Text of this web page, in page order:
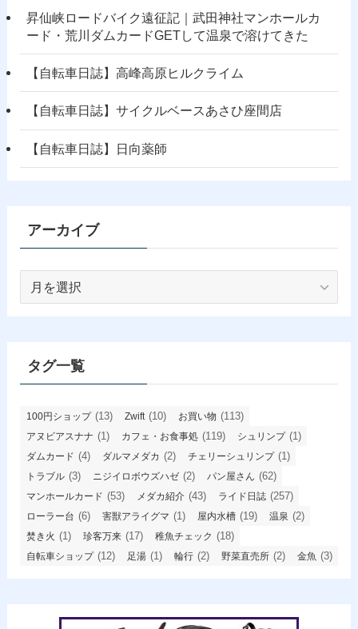
昇仙峡ロードバイク遠征記｜武田神社マンホールカ
ード・荒川ダムカードGETして温泉で溶けてきた
【自転車日誌】高峰高原ヒルクライム
【自転車日誌】サイクルベースあさひ座間店
【自転車日誌】日向薬師
アーカイブ
タグ一覧
100円ショップ(13) Zwift (10) お買い物 (113)
アヌビアスナナ (1) カフェ・お食事処 (119) シュリンプ(1)
ダムカード (4) ダルマメダカ (2) チェリーシュリンプ(1)
トラブル (3) ニジイロボウズハゼ (2) パン屋さん (62)
マンホールカード (53) メダカ紹介 (43) ライド日誌 (257)
ローラー台 (6) 害獣アライグマ (1) 屋内水槽 (19) 温泉 (2)
焚き火 (1) 珍客万来 (17) 稚魚チェック (18)
自転車ショップ(12) 足湯 (1) 輪行 (2) 野菜直売所 (2) 金魚 (3)